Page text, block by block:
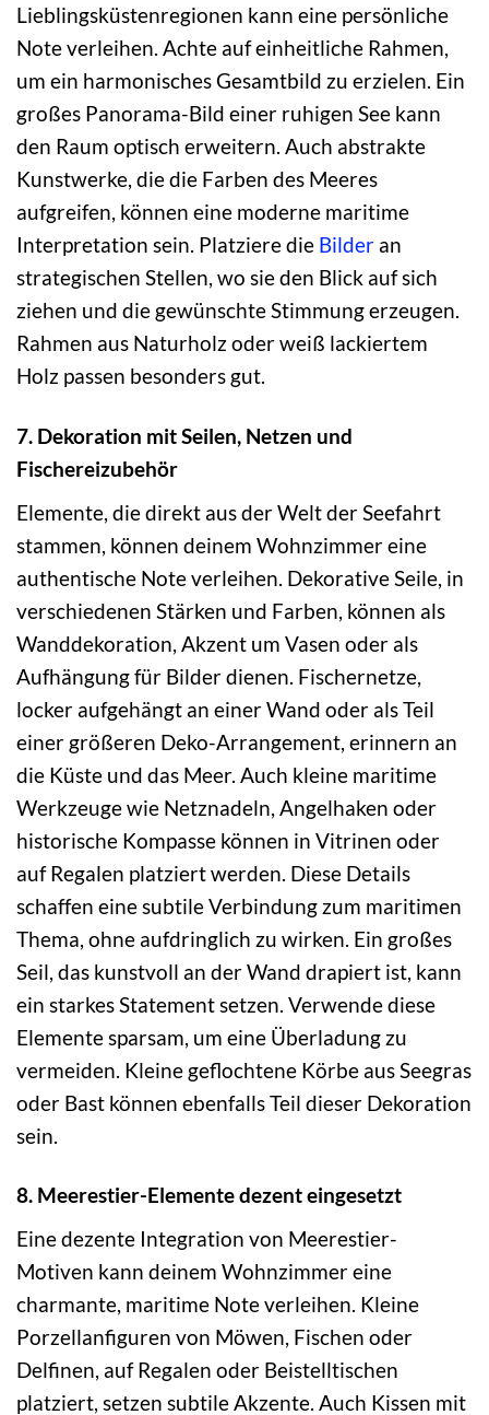
Lieblingsküstenregionen kann eine persönliche
Note verleihen. Achte auf einheitliche Rahmen,
um ein harmonisches Gesamtbild zu erzielen. Ein
großes Panorama-Bild einer ruhigen See kann
den Raum optisch erweitern. Auch abstrakte
Kunstwerke, die die Farben des Meeres
aufgreifen, können eine moderne maritime
Interpretation sein. Platziere die Bilder an
strategischen Stellen, wo sie den Blick auf sich
ziehen und die gewünschte Stimmung erzeugen.
Rahmen aus Naturholz oder weiß lackiertem
Holz passen besonders gut.
7. Dekoration mit Seilen, Netzen und
Fischereizubehör
Elemente, die direkt aus der Welt der Seefahrt
stammen, können deinem Wohnzimmer eine
authentische Note verleihen. Dekorative Seile, in
verschiedenen Stärken und Farben, können als
Wanddekoration, Akzent um Vasen oder als
Aufhängung für Bilder dienen. Fischernetze,
locker aufgehängt an einer Wand oder als Teil
einer größeren Deko-Arrangement, erinnern an
die Küste und das Meer. Auch kleine maritime
Werkzeuge wie Netznadeln, Angelhaken oder
historische Kompasse können in Vitrinen oder
auf Regalen platziert werden. Diese Details
schaffen eine subtile Verbindung zum maritimen
Thema, ohne aufdringlich zu wirken. Ein großes
Seil, das kunstvoll an der Wand drapiert ist, kann
ein starkes Statement setzen. Verwende diese
Elemente sparsam, um eine Überladung zu
vermeiden. Kleine geflochtene Körbe aus Seegras
oder Bast können ebenfalls Teil dieser Dekoration
sein.
8. Meerestier-Elemente dezent eingesetzt
Eine dezente Integration von Meerestier-
Motiven kann deinem Wohnzimmer eine
charmante, maritime Note verleihen. Kleine
Porzellanfiguren von Möwen, Fischen oder
Delfinen, auf Regalen oder Beistelltischen
platziert, setzen subtile Akzente. Auch Kissen mit